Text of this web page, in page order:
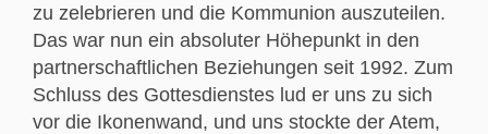
zu zelebrieren und die Kommunion auszuteilen.
Das war nun ein absoluter Höhepunkt in den
partnerschaftlichen Beziehungen seit 1992. Zum
Schluss des Gottesdienstes lud er uns zu sich
vor die Ikonenwand, und uns stockte der Atem,